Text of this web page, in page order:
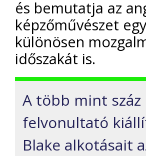
és bemutatja az
képzőművészet
különösen
időszakát is.
A több mint
felvonultató
Blake alkotásait